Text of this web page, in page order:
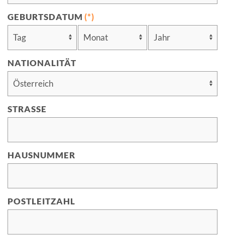
GEBURTSDATUM (*)
NATIONALITÄT
STRASSE
HAUSNUMMER
POSTLEITZAHL